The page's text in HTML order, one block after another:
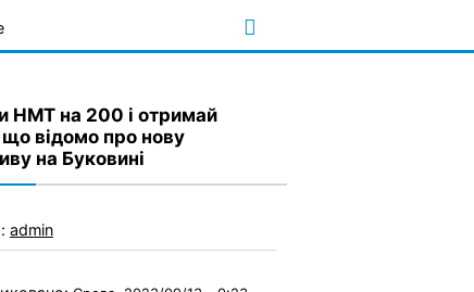
НМТ на 200 і отримай
що відомо про нову
на Буковині
admin